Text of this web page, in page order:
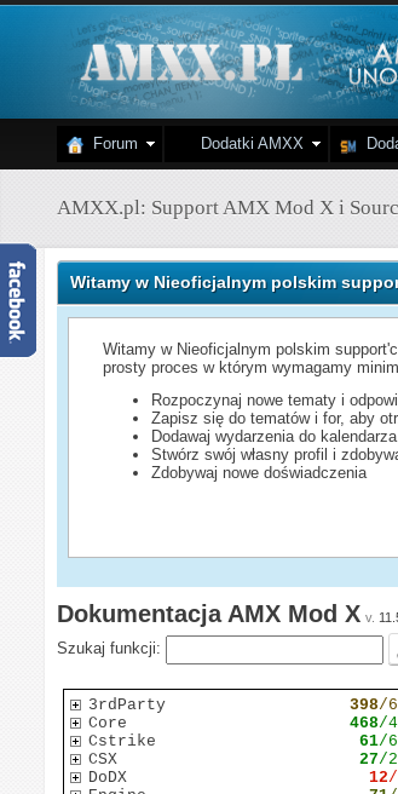
Forum Dodatki AMXX
AMXX.pl: Support AMX Mod X i
Witamy w Nieoficjalnym polskim
Witamy w Nieoficjalnym polskim
prosty proces w którym wymagamy
Rozpoczynaj nowe tematy i
Zapisz się do tematów i for, aby
Dodawaj wydarzenia do
Stwórz swój własny profil i
Zdobywaj nowe doświadczenia
Dokumentacja AMX Mod X v.
Szukaj funkcji:
3rdParty 398/
Core
468/
Cstrike
61/
CSX
27/
DoDX
12